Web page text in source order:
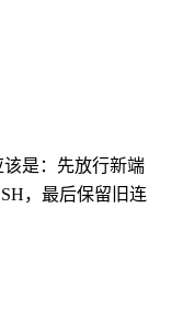
是：先放行新端
，最后保留旧连